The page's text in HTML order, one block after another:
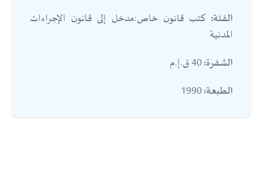
الفئة: كتب قانون خاص:مدخل إلى قانون الإجراءات
المدنية
الشفرة:
الطبعة: